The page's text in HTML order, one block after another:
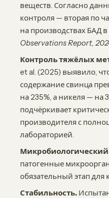
веществ. Согласно
контроля — вторая по
на производствах БАД
Observations Report,
Контроль тяжёлых
et al. (2025) выявило,
содержание свинца
на 235%, а никеля — на
подчёркивает
производителя с
лабораторией.
Микробиологический
патогенные
обязательный этап для
Стабильность.